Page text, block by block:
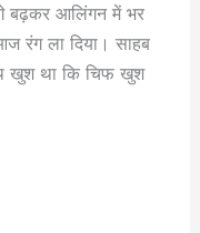
बढ़कर आलिंगन में भर
रंग ला दिया। साहब
खुश था कि चिफ खुश